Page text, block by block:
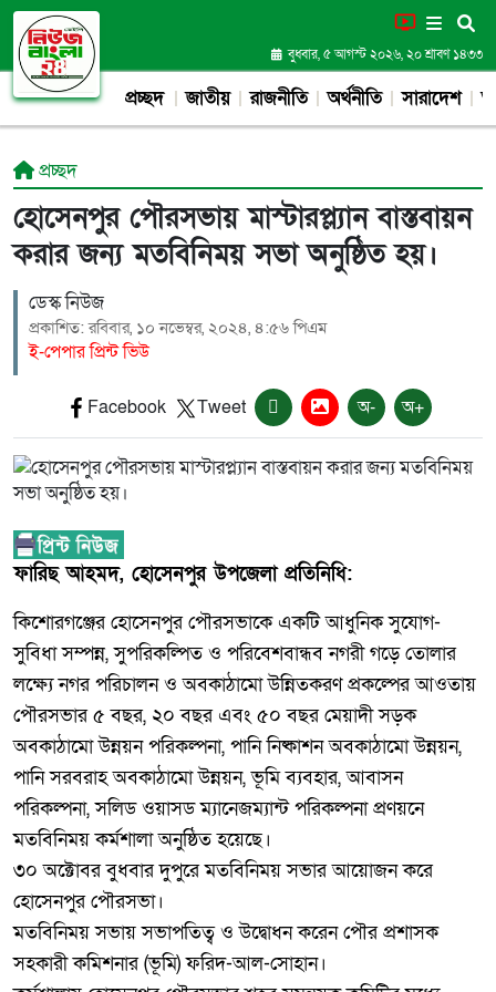
বুধবার, ৫ আগস্ট ২০২৬, ২০ শ্রাবণ ১৪৩৩
প্রচ্ছদ জাতীয় রাজনীতি অর্থনীতি সারাদেশ
প্রচ্ছদ
হোসেনপুর পৌরসভায় মাস্টারপ্ল্যান বাস্তবায়ন
করার জন্য মতবিনিময় সভা অনুষ্ঠিত হয়।
ডেস্ক নিউজ
প্রকাশিত: রবিবার, ১০ নভেম্বর, ২০২৪, ৪:৫৬ পিএম
ই-পেপার প্রিন্ট ভিউ
Facebook Tweet অ- অ+
ফারিছ আহমদ, হোসেনপুর উপজেলা প্রতিনিধি:
কিশোরগঞ্জের হোসেনপুর পৌরসভাকে একটি আধুনিক সুযোগ-
সুবিধা সম্পন্ন, সুপরিকল্পিত ও পরিবেশবান্ধব নগরী গড়ে তোলার
লক্ষ্যে নগর পরিচালন ও অবকাঠামো উন্নিতকরণ প্রকল্পের আওতায়
পৌরসভার ৫ বছর, ২০ বছর এবং ৫০ বছর মেয়াদী সড়ক
অবকাঠামো উন্নয়ন পরিকল্পনা, পানি নিষ্কাশন অবকাঠামো উন্নয়ন,
পানি সরবরাহ অবকাঠামো উন্নয়ন, ভূমি ব্যবহার, আবাসন
পরিকল্পনা, সলিড ওয়াসড ম্যানেজম্যান্ট পরিকল্পনা প্রণয়নে
মতবিনিময় কর্মশালা অনুষ্ঠিত হয়েছে।
৩০ অক্টোবর বুধবার দুপুরে মতবিনিময় সভার আয়োজন করে
হোসেনপুর পৌরসভা।
মতবিনিময় সভায় সভাপতিত্ব ও উদ্বোধন করেন পৌর প্রশাসক
সহকারী কমিশনার (ভূমি) ফরিদ-আল-সোহান।